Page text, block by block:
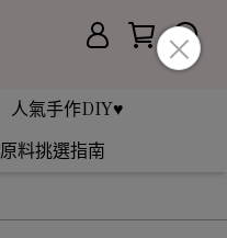
人氣手作DIY♥
原料挑選指南